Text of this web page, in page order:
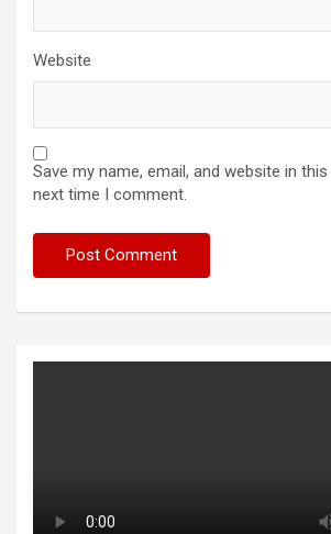
Website
Save my name, email, and website in
next time I comment.